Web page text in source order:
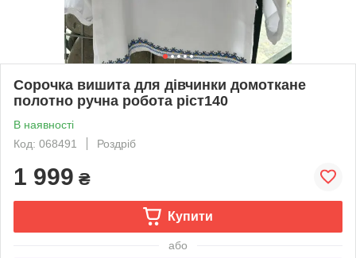
Сорочка вишита для дівчинки домоткане
полотно ручна робота ріст140
В наявності
Код: 068491
Роздріб
1 999 ₴
Купити
або